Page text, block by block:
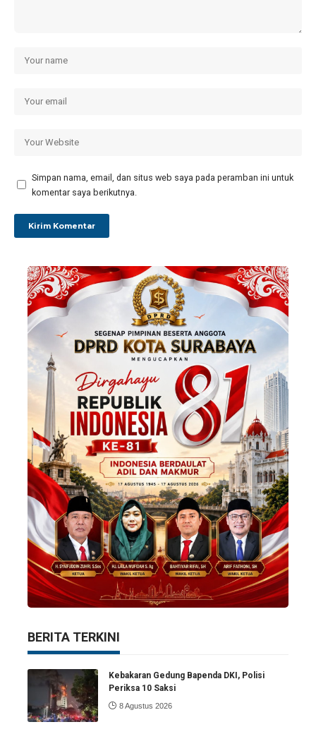
Simpan nama, email, dan situs web saya pada peramban ini untuk
komentar saya berikutnya.
BERITA TERKINI
Kebakaran Gedung Bapenda DKI, Polisi
Periksa 10 Saksi
8 Agustus 2026